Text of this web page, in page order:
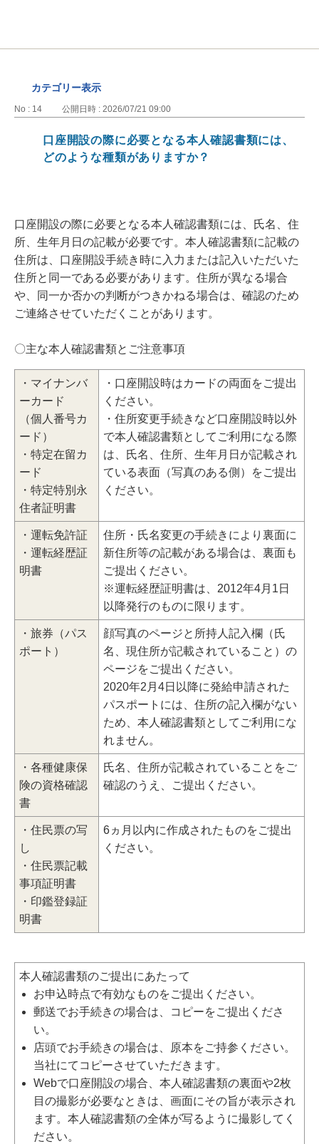
カテゴリー表示
No : 14 公開日時 : 2026/07/21 09:00
口座開設の際に必要となる本人確認書類には、
どのような種類がありますか？
口座開設の際に必要となる本人確認書類には、氏名、住
所、生年月日の記載が必要です。本人確認書類に記載の
住所は、口座開設手続き時に入力または記入いただいた
住所と同一である必要があります。住所が異なる場合
や、同一か否かの判断がつきかねる場合は、確認のため
ご連絡させていただくことがあります。
〇主な本人確認書類とご注意事項
・マイナンバ
ーカード
（個人番号カ
ード）
・特定在留カ
ード
・特定特別永
住者証明書
・口座開設時はカードの両面をご提出
ください。
・住所変更手続きなど口座開設時以外
で本人確認書類としてご利用になる際
は、氏名、住所、生年月日が記載され
ている表面（写真のある側）をご提出
ください。
・運転免許証
・運転経歴証
明書
住所・氏名変更の手続きにより裏面に
新住所等の記載がある場合は、裏面も
ご提出ください。
※運転経歴証明書は、2012年4月1日
以降発行のものに限ります。
・旅券（パス
ポート）
顔写真のページと所持人記入欄（氏
名、現住所が記載されていること）の
ページをご提出ください。
2020年2月4日以降に発給申請された
パスポートには、住所の記入欄がない
ため、本人確認書類としてご利用にな
れません。
・各種健康保
険の資格確認
書
氏名、住所が記載されていることをご
確認のうえ、ご提出ください。
・住民票の写
し
・住民票記載
事項証明書
・印鑑登録証
明書
6ヵ月以内に作成されたものをご提出
ください。
本人確認書類のご提出にあたって
お申込時点で有効なものをご提出ください。
郵送でお手続きの場合は、コピーをご提出くださ
い。
店頭でお手続きの場合は、原本をご持参ください。
当社にてコピーさせていただきます。
Webで口座開設の場合、本人確認書類の裏面や2枚
目の撮影が必要なときは、画面にその旨が表示され
ます。本人確認書類の全体が写るように撮影してく
ださい。